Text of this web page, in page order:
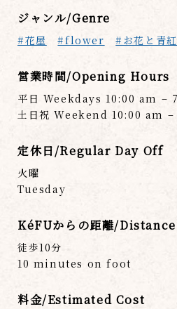
ジャンル/Genre
#花屋 #flower #お花と青
営業時間/Opening Hours
平日 Weekdays 10:00 am –
土日祝 Weekend 10:00 am
定休日/Regular Day Off
火曜
Tuesday
KéFUからの距離/Distance
徒歩10分
10 minutes on foot
料金/Estimated Cost